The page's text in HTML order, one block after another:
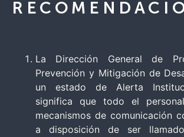
La Dirección General de
Prevención y Mitigación de
un estado de Alerta
significa que todo el
mecanismos de comunicación
a disposición de ser